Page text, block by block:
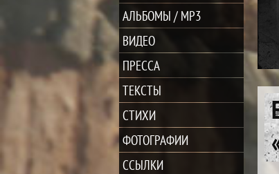
АЛЬБОМЫ / MP3
ВИДЕО
ПРЕССА
ТЕКСТЫ
СТИХИ
ФОТОГРАФИИ
ССЫЛКИ